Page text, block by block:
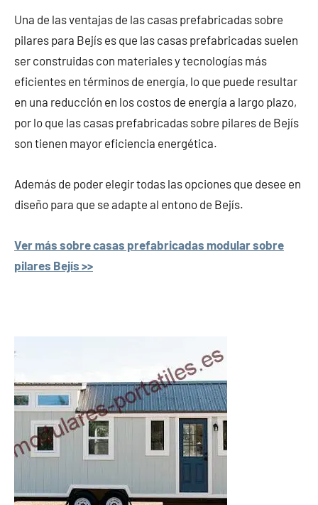
Una de las ventajas de las casas prefabricadas sobre
pilares para Bejís es que las casas prefabricadas suelen
ser construidas con materiales y tecnologías más
eficientes en términos de energía, lo que puede resultar
en una reducción en los costos de energía a largo plazo,
por lo que las casas prefabricadas sobre pilares de Bejís
son tienen mayor eficiencia energética.
Además de poder elegir todas las opciones que desee en
diseño para que se adapte al entono de Bejís.
Ver más sobre casas prefabricadas modular sobre
pilares Bejís >>